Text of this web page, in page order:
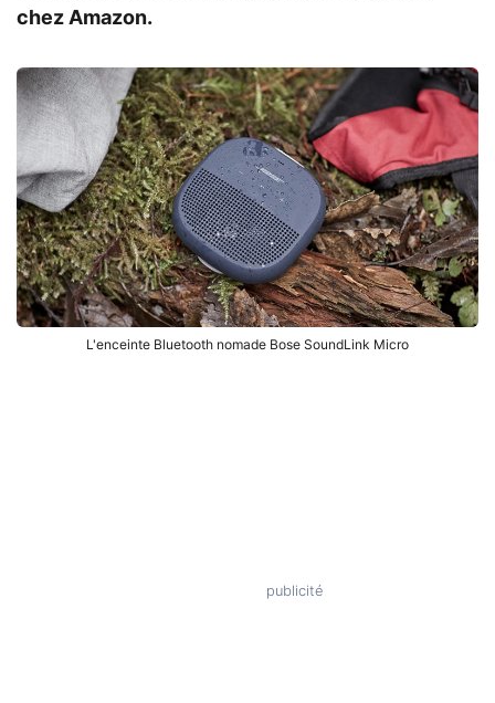
chez Amazon.
L'enceinte Bluetooth nomade Bose SoundLink Micro